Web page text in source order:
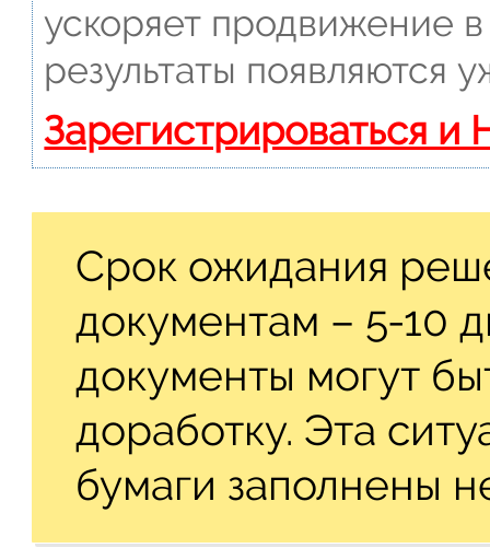
ускоряет продвижение
результаты появляются
Зарегистрироваться и
Срок ожидания
документам – 5-10
документы могут
доработку. Эта
бумаги заполнены